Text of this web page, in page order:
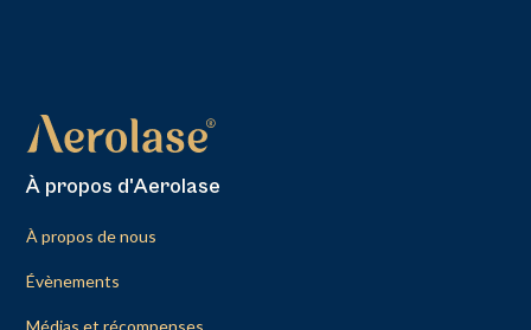
À propos d'Aerolase
À propos de nous
Évènements
Médias et récompenses